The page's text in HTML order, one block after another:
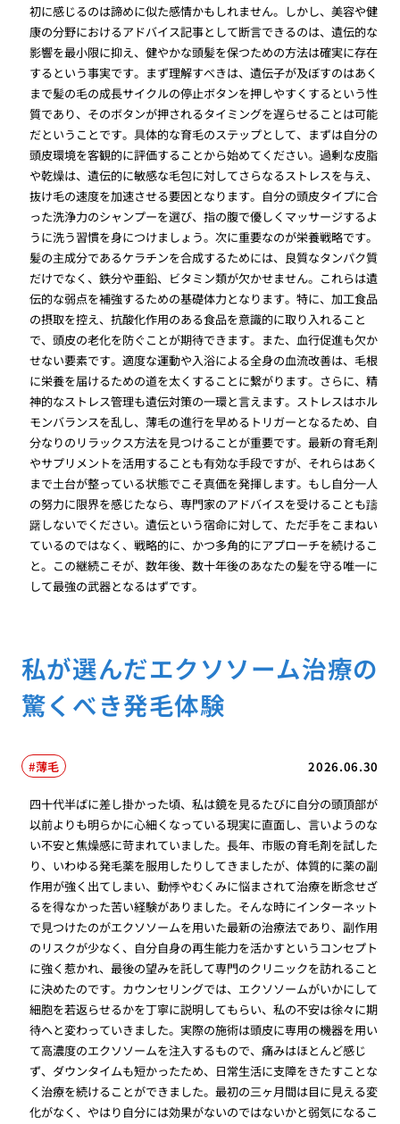
初に感じるのは諦めに似た感情かもしれません。しかし、美容や健
康の分野におけるアドバイス記事として断言できるのは、遺伝的な
影響を最小限に抑え、健やかな頭髪を保つための方法は確実に存在
するという事実です。まず理解すべきは、遺伝子が及ぼすのはあく
まで髪の毛の成長サイクルの停止ボタンを押しやすくするという性
質であり、そのボタンが押されるタイミングを遅らせることは可能
だということです。具体的な育毛のステップとして、まずは自分の
頭皮環境を客観的に評価することから始めてください。過剰な皮脂
や乾燥は、遺伝的に敏感な毛包に対してさらなるストレスを与え、
抜け毛の速度を加速させる要因となります。自分の頭皮タイプに合
った洗浄力のシャンプーを選び、指の腹で優しくマッサージするよ
うに洗う習慣を身につけましょう。次に重要なのが栄養戦略です。
髪の主成分であるケラチンを合成するためには、良質なタンパク質
だけでなく、鉄分や亜鉛、ビタミン類が欠かせません。これらは遺
伝的な弱点を補強するための基礎体力となります。特に、加工食品
の摂取を控え、抗酸化作用のある食品を意識的に取り入れること
で、頭皮の老化を防ぐことが期待できます。また、血行促進も欠か
せない要素です。適度な運動や入浴による全身の血流改善は、毛根
に栄養を届けるための道を太くすることに繋がります。さらに、精
神的なストレス管理も遺伝対策の一環と言えます。ストレスはホル
モンバランスを乱し、薄毛の進行を早めるトリガーとなるため、自
分なりのリラックス方法を見つけることが重要です。最新の育毛剤
やサプリメントを活用することも有効な手段ですが、それらはあく
まで土台が整っている状態でこそ真価を発揮します。もし自分一人
の努力に限界を感じたなら、専門家のアドバイスを受けることも躊
躇しないでください。遺伝という宿命に対して、ただ手をこまねい
ているのではなく、戦略的に、かつ多角的にアプローチを続けるこ
と。この継続こそが、数年後、数十年後のあなたの髪を守る唯一に
して最強の武器となるはずです。
私が選んだエクソソーム治療の
驚くべき発毛体験
2026.06.30
薄毛
四十代半ばに差し掛かった頃、私は鏡を見るたびに自分の頭頂部が
以前よりも明らかに心細くなっている現実に直面し、言いようのな
い不安と焦燥感に苛まれていました。長年、市販の育毛剤を試した
り、いわゆる発毛薬を服用したりしてきましたが、体質的に薬の副
作用が強く出てしまい、動悸やむくみに悩まされて治療を断念せざ
るを得なかった苦い経験がありました。そんな時にインターネット
で見つけたのがエクソソームを用いた最新の治療法であり、副作用
のリスクが少なく、自分自身の再生能力を活かすというコンセプト
に強く惹かれ、最後の望みを託して専門のクリニックを訪れること
に決めたのです。カウンセリングでは、エクソソームがいかにして
細胞を若返らせるかを丁寧に説明してもらい、私の不安は徐々に期
待へと変わっていきました。実際の施術は頭皮に専用の機器を用い
て高濃度のエクソソームを注入するもので、痛みはほとんど感じ
ず、ダウンタイムも短かったため、日常生活に支障をきたすことな
く治療を続けることができました。最初の三ヶ月間は目に見える変
化がなく、やはり自分には効果がないのではないかと弱気になるこ